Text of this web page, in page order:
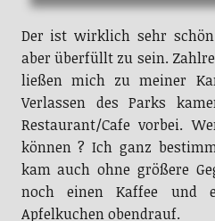
Der ist wirklich sehr
aber überfüllt zu sein.
ließen mich zu meiner
Verlassen des Parks
Restaurant/Cafe vorbei.
können ? Ich ganz
kam auch ohne größere
noch einen Kaffee und
Apfelkuchen obendrauf.